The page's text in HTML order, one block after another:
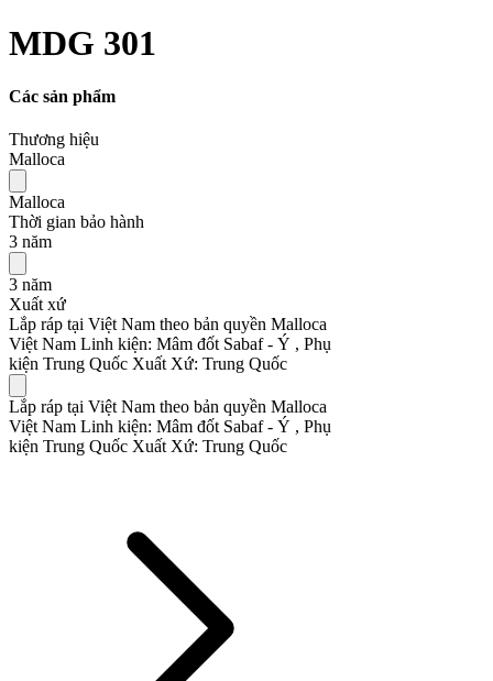
MDG 301
Các sản phẩm
Thương hiệu
Malloca
Malloca
Thời gian bảo hành
3 năm
3 năm
Xuất xứ
Lắp ráp tại Việt Nam theo bản quyền Malloca
Việt Nam Linh kiện: Mâm đốt Sabaf - Ý , Phụ
kiện Trung Quốc Xuất Xứ: Trung Quốc
Lắp ráp tại Việt Nam theo bản quyền Malloca
Việt Nam Linh kiện: Mâm đốt Sabaf - Ý , Phụ
kiện Trung Quốc Xuất Xứ: Trung Quốc